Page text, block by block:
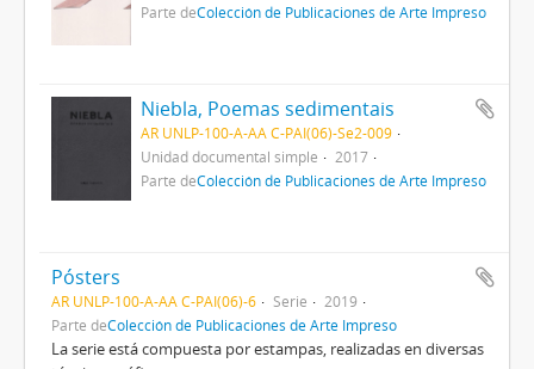
Parte deColección de Publicaciones de Arte Impreso
Niebla, Poemas sedimentais
AR UNLP-100-A-AA C-PAI(06)-Se2-009
Unidad documental simple
2017
Parte deColección de Publicaciones de Arte Impreso
Pósters
AR UNLP-100-A-AA C-PAI(06)-6 Serie
2019
Parte deColección de Publicaciones de Arte Impreso
La serie está compuesta por estampas, realizadas en diversas